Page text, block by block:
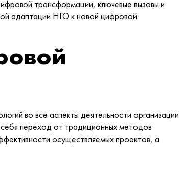
трансформации, ключевые вызовы и
адаптации НГО к новой цифровой
во все аспекты деятельности организации
переход от традиционных методов
осуществляемых проектов, а